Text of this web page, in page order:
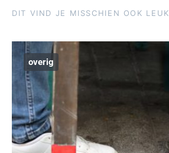
DIT VIND JE MISSCHIEN OOK LEUK
overig